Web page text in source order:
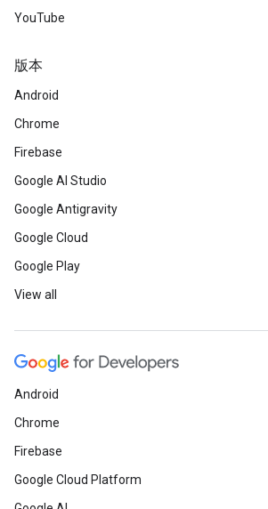
YouTube
版本
Android
Chrome
Firebase
Google AI Studio
Google Antigravity
Google Cloud
Google Play
View all
Android
Chrome
Firebase
Google Cloud Platform